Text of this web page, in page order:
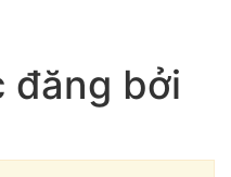
đăng bởi